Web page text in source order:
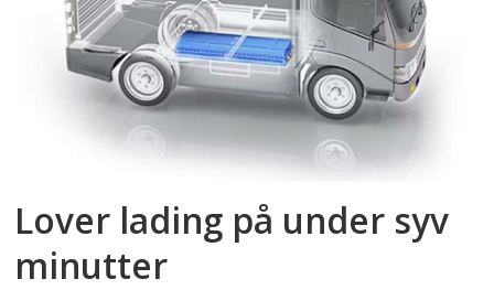
Lover lading på under syv
minutter